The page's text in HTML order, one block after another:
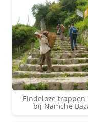
Eindeloze trappen
bij Namche